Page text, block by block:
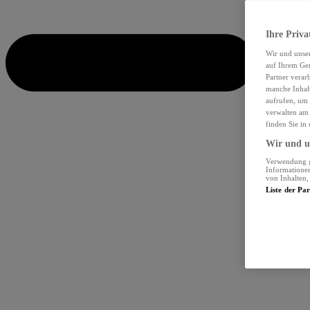
Ihre
Wir und
auf Ihrem
Partner
manche
aufrufen, um
verwalten
finden Sie in
Wir und
Verwendung
von Inhalten,
Liste der